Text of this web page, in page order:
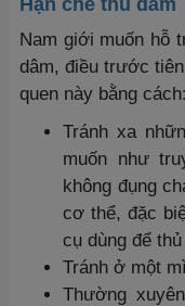
Hạn chế thủ dâm
Nam giới muốn hỗ
dâm, điều trước
quen này bằng cách:
Tránh xa
muốn như
không đụng
cơ thể, đặc
cụ dùng để thủ
Tránh ở một
Thường